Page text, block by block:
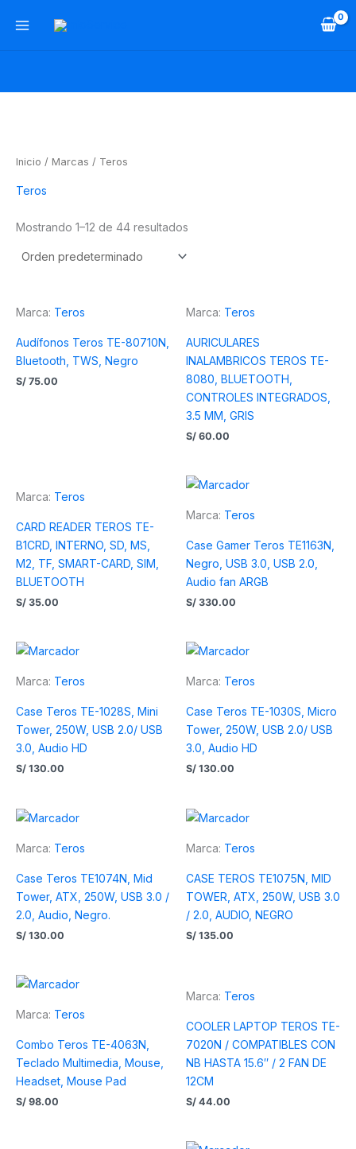
Inicio / Marcas / Teros
Teros
Mostrando 1–12 de 44 resultados
Marca: Teros
Audífonos Teros TE-80710N,
Bluetooth, TWS, Negro
S/ 75.00
Marca: Teros
AURICULARES
INALAMBRICOS TEROS TE-
8080, BLUETOOTH,
CONTROLES INTEGRADOS,
3.5 MM, GRIS
S/ 60.00
Marca: Teros
CARD READER TEROS TE-
B1CRD, INTERNO, SD, MS,
M2, TF, SMART-CARD, SIM,
BLUETOOTH
S/ 35.00
Marca: Teros
Case Gamer Teros TE1163N,
Negro, USB 3.0, USB 2.0,
Audio fan ARGB
S/ 330.00
Marca: Teros
Case Teros TE-1028S, Mini
Tower, 250W, USB 2.0/ USB
3.0, Audio HD
S/ 130.00
Marca: Teros
Case Teros TE-1030S, Micro
Tower, 250W, USB 2.0/ USB
3.0, Audio HD
S/ 130.00
Marca: Teros
Case Teros TE1074N, Mid
Tower, ATX, 250W, USB 3.0 /
2.0, Audio, Negro.
S/ 130.00
Marca: Teros
CASE TEROS TE1075N, MID
TOWER, ATX, 250W, USB 3.0
/ 2.0, AUDIO, NEGRO
S/ 135.00
Marca: Teros
Combo Teros TE-4063N,
Teclado Multimedia, Mouse,
Headset, Mouse Pad
S/ 98.00
Marca: Teros
COOLER LAPTOP TEROS TE-
7020N / COMPATIBLES CON
NB HASTA 15.6″ / 2 FAN DE
12CM
S/ 44.00